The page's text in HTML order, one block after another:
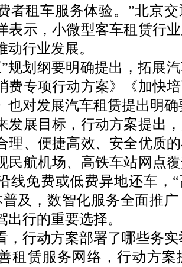
者租车服务体验。”北京
表示，小微型客车租赁行
动行业发展。
划纲要明确提出，拓展汽
费专项行动方案》《加快
也对发展汽车租赁提出明
展目标，行动方案提出，
理、便捷高效、安全优质
民航机场、高铁车站网点
线免费或低费异地还车，
及，数智化服务全面推
出行的重要选择。
行动方案部署了哪些务实
赁服务网络，行动方案